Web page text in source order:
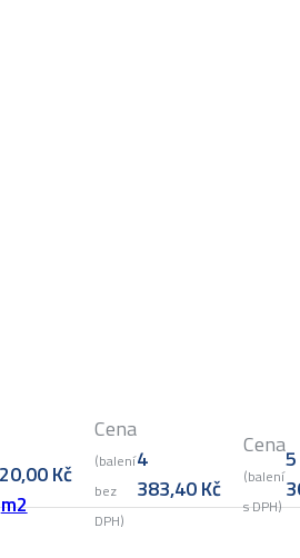
Kč
m2
Cena
(balení
bez
DPH)
4
383,40Kč
Cena
(balení
s DPH)
5